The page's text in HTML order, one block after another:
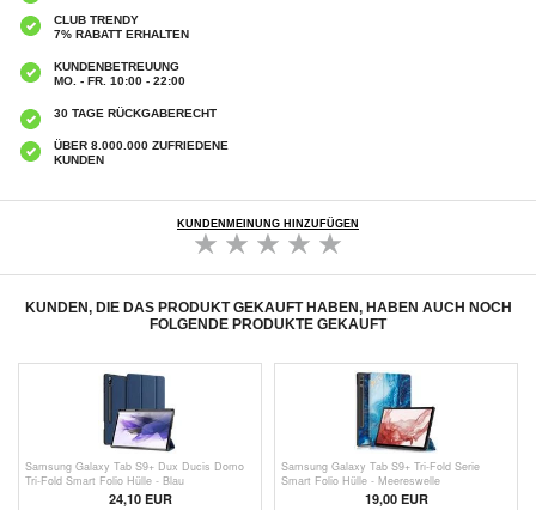
CLUB TRENDY
7% RABATT ERHALTEN
KUNDENBETREUUNG
MO. - FR. 10:00 - 22:00
30 TAGE RÜCKGABERECHT
ÜBER 8.000.000 ZUFRIEDENE
KUNDEN
KUNDENMEINUNG HINZUFÜGEN
KUNDEN, DIE DAS PRODUKT GEKAUFT HABEN, HABEN AUCH NOCH
FOLGENDE PRODUKTE GEKAUFT
Samsung Galaxy Tab S9+ Dux Ducis Domo
Tri-Fold Smart Folio Hülle - Blau
24,10 EUR
Samsung Galaxy Tab S9+ Tri-Fold Serie
Smart Folio Hülle - Meereswelle
19,00 EUR